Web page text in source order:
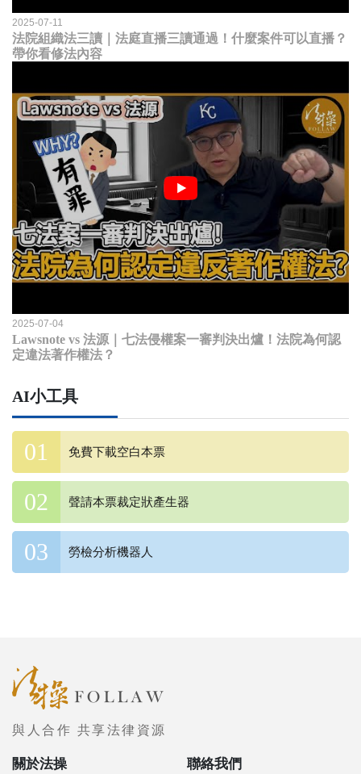
2025-07-11
法院組織法三讀｜法庭直播三讀通過！什麼案件可以直播？
帶你看修法內容
2025-07-04
Lawsnote vs 法源｜七法侵權案一審判決出爐！法院為何認
定違法著作權法？
AI小工具
免費下載空白本票
聲請本票裁定狀產生器
勞檢分析機器人
與人合作 共享法律資源
關於法操 聯絡我們